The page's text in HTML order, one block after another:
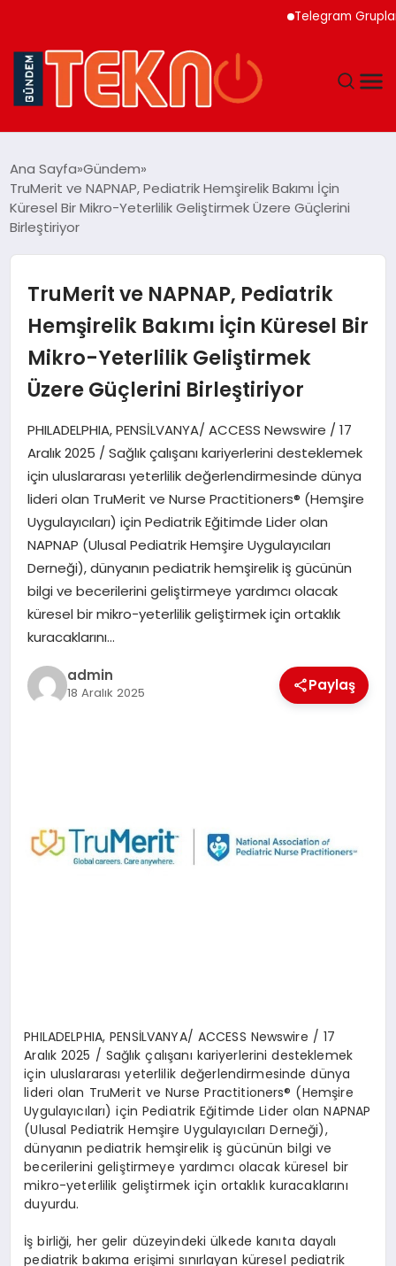
Telegram Grupları
GÜNDEM
EĞITIM
EKONOMI
MAGAZIN
SAĞLIK
SIYASET
SPOR
YAŞAM
Ana Sayfa Gündem
TruMerit ve NAPNAP, Pediatrik Hemşirelik Bakımı İçin
Küresel Bir Mikro-Yeterlilik Geliştirmek Üzere Güçlerini
Birleştiriyor
TruMerit ve NAPNAP, Pediatrik
Hemşirelik Bakımı İçin Küresel Bir
Mikro-Yeterlilik Geliştirmek
Üzere Güçlerini Birleştiriyor
PHILADELPHIA, PENSİLVANYA/ ACCESS Newswire / 17
Aralık 2025 / Sağlık çalışanı kariyerlerini desteklemek
için uluslararası yeterlilik değerlendirmesinde dünya
lideri olan TruMerit ve Nurse Practitioners® (Hemşire
Uygulayıcıları) için Pediatrik Eğitimde Lider olan
NAPNAP (Ulusal Pediatrik Hemşire Uygulayıcıları
Derneği), dünyanın pediatrik hemşirelik iş gücünün
bilgi ve becerilerini geliştirmeye yardımcı olacak
küresel bir mikro-yeterlilik geliştirmek için ortaklık
kuracaklarını…
admin
18 Aralık 2025 Paylaş
PHILADELPHIA, PENSİLVANYA/ ACCESS Newswire / 17
Aralık 2025 / Sağlıkçalışanı kariyerlerini desteklemek
için uluslararasıyeterlilik değerlendirmesinde dünya
lideri olan TruMerit ve Nurse Practitioners® (Hemşire
Uygulayıcıları) için Pediatrik Eğitimde Lider olan NAPNAP
(Ulusal Pediatrik Hemşire UygulayıcılarıDerneği),
dünyanın pediatrik hemşirelik işgücünün bilgi ve
becerilerini geliştirmeye yardımcı olacak küresel bir
mikro-yeterlilik geliştirmek için ortaklık kuracaklarını
duyurdu.
İşbirliği, her gelir düzeyindekiülkede kanıta dayalı
pediatrik bakıma erişimi sınırlayan küresel pediatrik